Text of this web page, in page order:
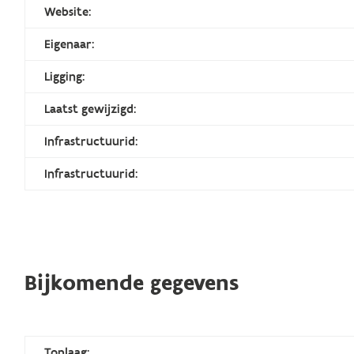
Website:
Eigenaar:
Ligging:
Laatst gewijzigd:
Infrastructuurid:
Infrastructuurid:
Bijkomende gegevens